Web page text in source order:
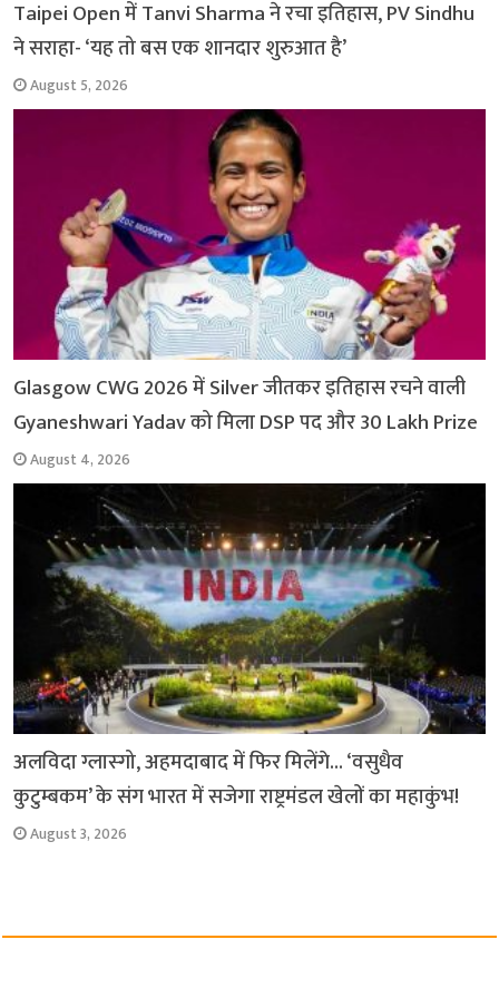
Taipei Open में Tanvi Sharma ने रचा इतिहास, PV Sindhu
ने सराहा- ‘यह तो बस एक शानदार शुरुआत है’
August 5, 2026
Glasgow CWG 2026 में Silver जीतकर इतिहास रचने वाली
Gyaneshwari Yadav को मिला DSP पद और 30 Lakh Prize
August 4, 2026
अलविदा ग्लास्गो, अहमदाबाद में फिर मिलेंगे… ‘वसुधैव
कुटुम्बकम’ के संग भारत में सजेगा राष्ट्रमंडल खेलों का महाकुंभ!
August 3, 2026